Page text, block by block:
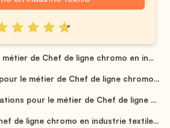
de Chef de ligne chromo en in...
le métier de Chef de ligne chromo...
pour le métier de Chef de ligne ...
de ligne chromo en industrie textile...